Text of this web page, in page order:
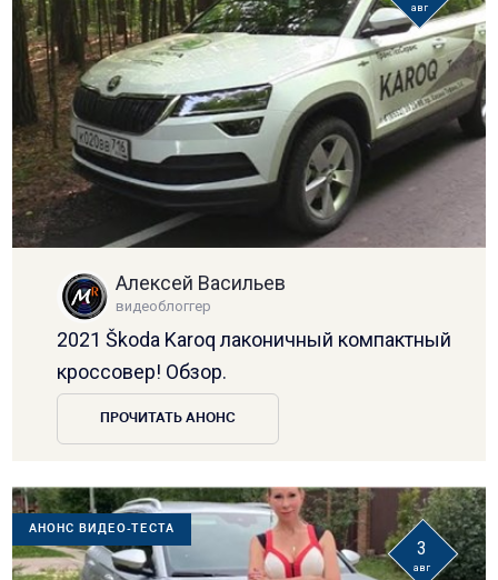
авг
Алексей Васильев
видеоблоггер
2021 Škoda Karoq лаконичный компактный
кроссовер! Обзор.
ПРОЧИТАТЬ АНОНС
АНОНС ВИДЕО-ТЕСТА
3
авг